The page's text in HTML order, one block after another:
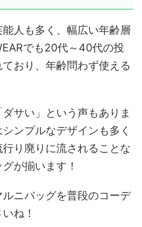
人も多く、幅広い年齢層
でも20代～40代の投
おり、年齢問わず使える
サい」という声もありま
ンプルなデザインも多く
り廃りに流されることな
が揃います！
ニバッグを普段のコーデ
ね！